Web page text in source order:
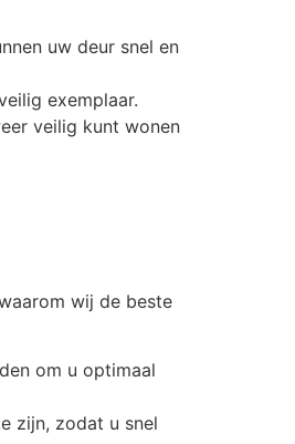
uw deur snel en
exemplaar.
veilig kunt wonen
wij de beste
om u optimaal
zijn, zodat u snel